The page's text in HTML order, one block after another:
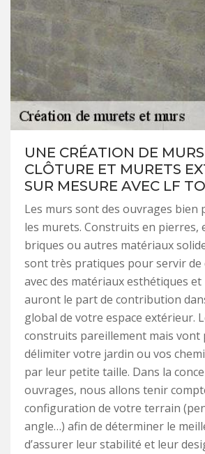
UNE CRÉATION DE
CLÔTURE ET MURETS
SUR MESURE AVEC LF
Les murs sont des ouvrages bien
les murets. Construits en pierres,
briques ou autres matériaux
sont très pratiques pour servir de
avec des matériaux esthétiques
auront le part de contribution
global de votre espace extérieur.
construits pareillement mais vont
délimiter votre jardin ou vos
par leur petite taille. Dans la
ouvrages, nous allons tenir
configuration de votre terrain
angle…) afin de déterminer le
d’assurer leur stabilité et leur